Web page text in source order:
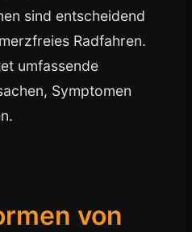
sind entscheidend
Radfahren.
umfassende
Symptomen
von